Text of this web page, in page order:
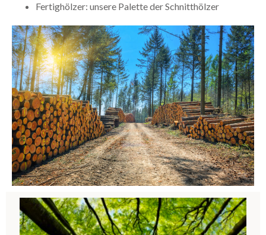
Fertighölzer: unsere Palette der Schnitthölzer